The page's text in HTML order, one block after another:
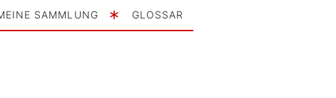
SAMMLUNG GLOSSAR